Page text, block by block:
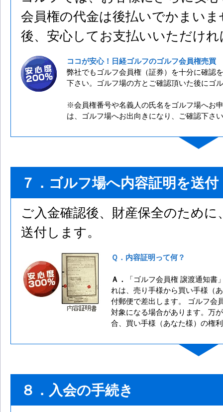
会員権の代金は後払いでかまい
後、安心してお支払いいただけ
ココが安心！日経ゴルフのゴルフ会員権売買
弊社でもゴルフ会員権（証券）を十分に確認
下さい。ゴルフ場の方とご確認頂いた後にゴ
※会員権番号や名義人の氏名をゴルフ場へお
は、ゴルフ場へお出向きになり、ご確認下さ
７．ゴルフ場へ内容証明を送付
ご入金確認後、財産保全のため
送付します。
Ｑ．内容証明って何？
Ａ．
「ゴルフ会員権 譲渡通知
れは、売り手様から買い手様（
付郵便で差出します。 ゴルフ会
対象になる場合があります。万
合、買い手様（あなた様）の権
８．入会の手続き